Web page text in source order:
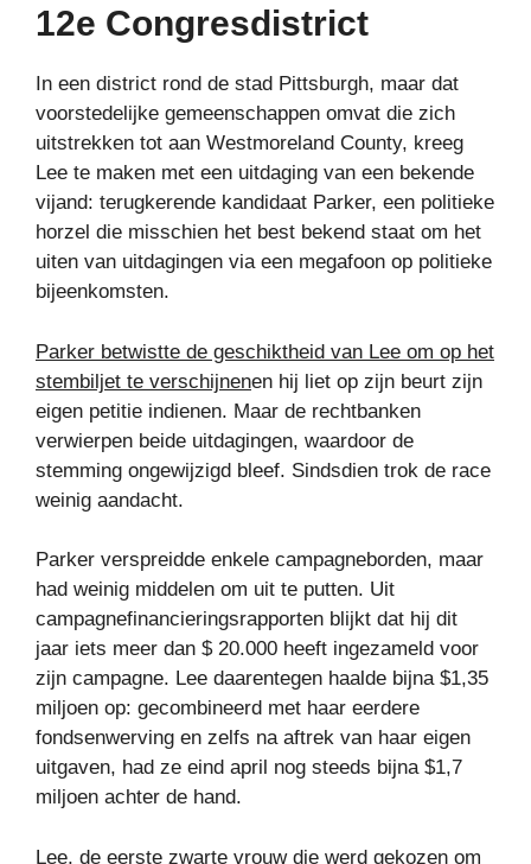
12e Congresdistrict
In een district rond de stad Pittsburgh, maar dat
voorstedelijke gemeenschappen omvat die zich
uitstrekken tot aan Westmoreland County, kreeg
Lee te maken met een uitdaging van een bekende
vijand: terugkerende kandidaat Parker, een politieke
horzel die misschien het best bekend staat om het
uiten van uitdagingen via een megafoon op politieke
bijeenkomsten.
Parker betwistte de geschiktheid van Lee om op het
stembiljet te verschijnenen hij liet op zijn beurt zijn
eigen petitie indienen. Maar de rechtbanken
verwierpen beide uitdagingen, waardoor de
stemming ongewijzigd bleef. Sindsdien trok de race
weinig aandacht.
Parker verspreidde enkele campagneborden, maar
had weinig middelen om uit te putten. Uit
campagnefinancieringsrapporten blijkt dat hij dit
jaar iets meer dan $ 20.000 heeft ingezameld voor
zijn campagne. Lee daarentegen haalde bijna $1,35
miljoen op: gecombineerd met haar eerdere
fondsenwerving en zelfs na aftrek van haar eigen
uitgaven, had ze eind april nog steeds bijna $1,7
miljoen achter de hand.
Lee, de eerste zwarte vrouw die werd gekozen om